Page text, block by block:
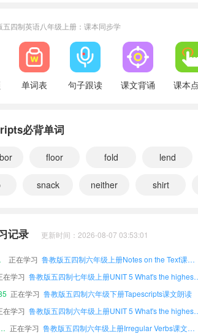
Expressions in Each Unit
Index
五四制英语八年级上册：课本同步学
单词表 句子跟读 课文背诵 课本
必背单词
floor fold lend
snack neither shirt
记录 更新时间：2026-08-07 03:53:01
正在学习
正在学习 鲁教版五四制六年级上册Notes on the Text课文朗读
在学习 鲁教版五四制七年级上册UNIT 5
正在学习 鲁教版五四制六年级下册Tapescripts课文朗读
在学习 鲁教版五四制六年级上册UNIT 5
正在学习 鲁教版五四制六年级上册Irregular Verbs课文朗读